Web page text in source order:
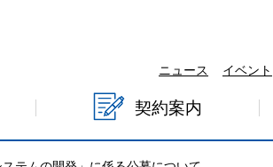
ニュース イベント
契約案内